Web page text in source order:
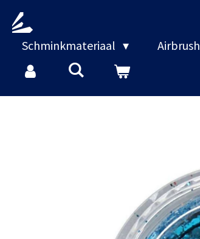
direct
naar
hoofdinhoud
Schminkmateriaal Airbrush